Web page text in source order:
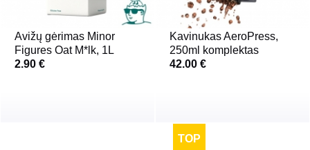
Avižų gėrimas Minor
Figures Oat M*lk, 1L
2.90 €
Kavinukas AeroPress,
250ml komplektas
42.00 €
TOP